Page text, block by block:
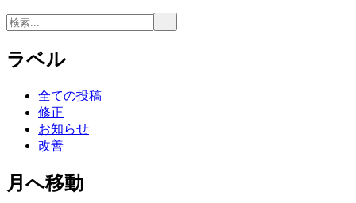
ラベル
全ての投稿
修正
お知らせ
改善
月へ移動